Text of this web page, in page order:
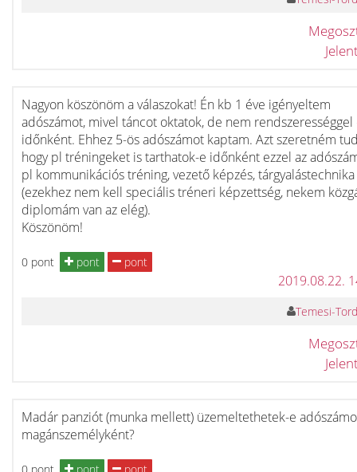
Nagyon köszönöm a válaszokat! Én kb 1 éve igényeltem
adószámot, mivel táncot oktatok, de nem rendszerességgel
időnként. Ehhez 5-ös adószámot kaptam. Azt szeretném
hogy pl tréningeket is tarthatok-e időnként ezzel az
pl kommunikációs tréning, vezető képzés,
(ezekhez nem kell speciális tréneri képzettség, nekem
diplomám van az elég).
Köszönöm!
0 pont pont pont
2019.08.22.
Temesi-
Madár panziót (munka mellett) üzemeltethetek-e
magánszemélyként?
0 pont